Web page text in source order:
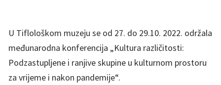
U Tiflološkom muzeju se od 27. do 29.10. 2022. održala
međunarodna konferencija „Kultura različitosti:
Podzastupljene i ranjive skupine u kulturnom prostoru
za vrijeme i nakon pandemije“.